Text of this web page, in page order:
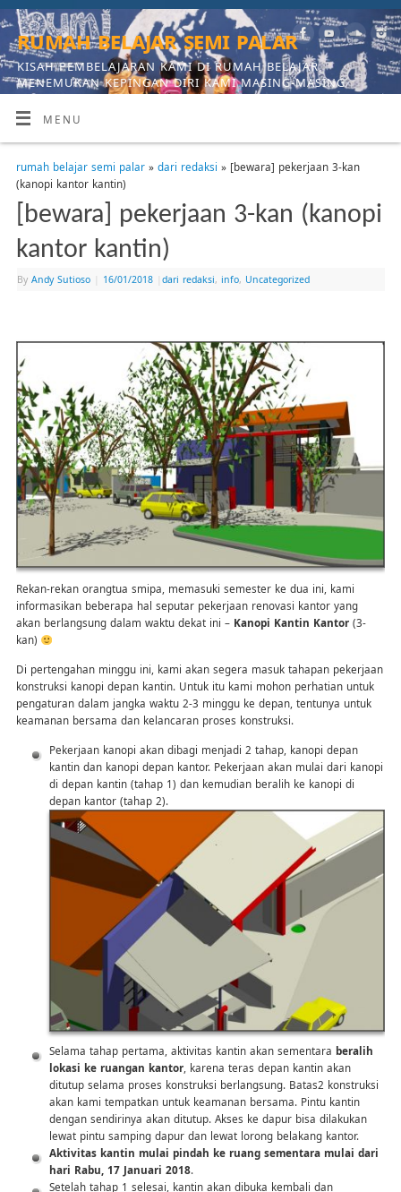
rumah belajar semi palar
KISAH PEMBELAJARAN KAMI DI RUMAH BELAJAR,
MENEMUKAN KEPINGAN DIRI KAMI MASING-MASING
MENU
rumah belajar semi palar» dari redaksi » [bewara] pekerjaan 3-kan
(kanopi kantor kantin)
[bewara] pekerjaan 3-kan (kanopi
kantor kantin)
By Andy Sutioso 16/01/2018 dari redaksi, info, Uncategorized
Rekan-rekan orangtua smipa, memasuki semester ke dua ini, kami
informasikan beberapa hal seputar pekerjaan renovasi kantor yang
akan berlangsung dalam waktu dekat ini – Kanopi Kantin Kantor(3-
kan)
Di pertengahan minggu ini, kami akan segera masuk tahapan pekerjaan
konstruksi kanopi depan kantin. Untuk itu kami mohon perhatian untuk
pengaturan dalam jangka waktu 2-3 minggu ke depan, tentunya untuk
keamanan bersama dan kelancaran proses konstruksi.
Pekerjaan kanopi akan dibagi menjadi 2 tahap, kanopi depan
kantin dan kanopi depan kantor. Pekerjaan akan mulai dari kanopi
di depan kantin (tahap 1) dan kemudian beralih ke kanopi di
depan kantor (tahap 2).
Selama tahap pertama, aktivitas kantin akan sementara beralih
lokasi ke ruangan kantor , karena teras depan kantin akan
ditutup selama proses konstruksi berlangsung. Batas2 konstruksi
akan kami tempatkan untuk keamanan bersama. Pintu kantin
dengan sendirinya akan ditutup. Akses ke dapur bisa dilakukan
lewat pintu samping dapur dan lewat lorong belakang kantor.
Aktivitas kantin mulai pindah ke ruang sementara mulai dari
hari Rabu, 17 Januari 2018.
Setelah tahap 1 selesai, kantin akan dibuka kembali dan